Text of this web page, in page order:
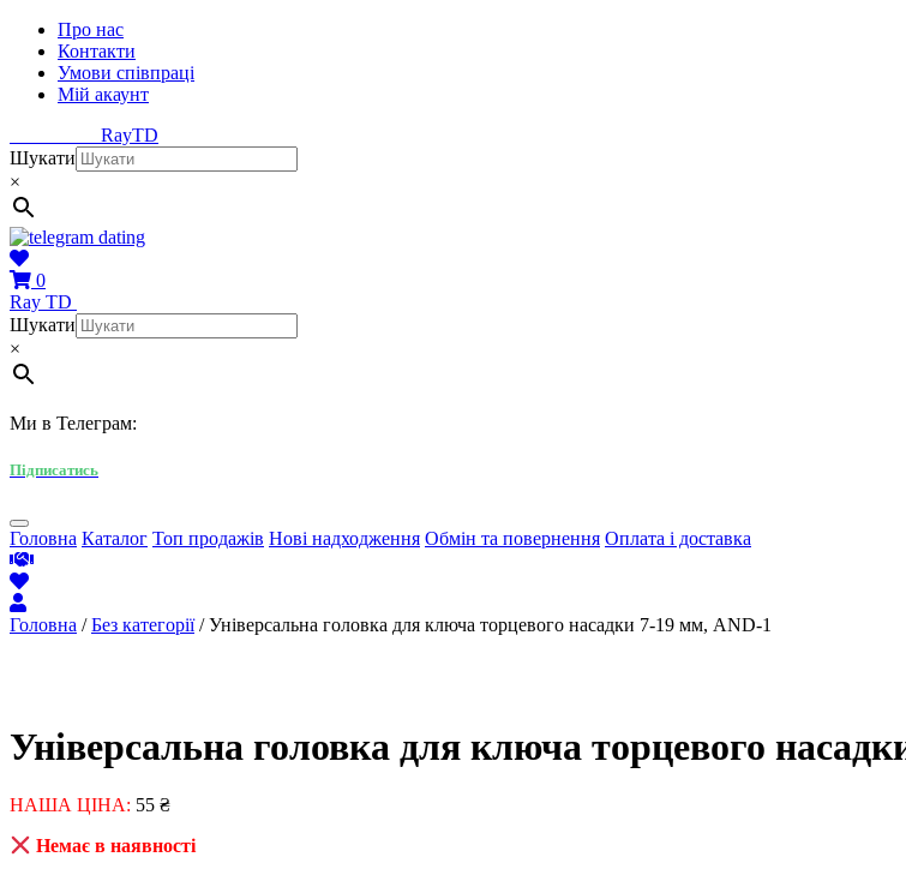
Про нас
Контакти
Умови співпраці
Мій акаунт
RayTD
Шукати
×
0
Ray TD
Шукати
×
Ми в Телеграм:
Підписатись
Головна Каталог Топ продажів Нові надходження Обмін та повернення Оплата і доставка
Головна /Без категорії/ Універсальна головка для ключа торцевого насадки 7-19 мм, AND-1
Універсальна головка для ключа торцевого
НАША ЦІНА: 55 ₴
Немає в наявності